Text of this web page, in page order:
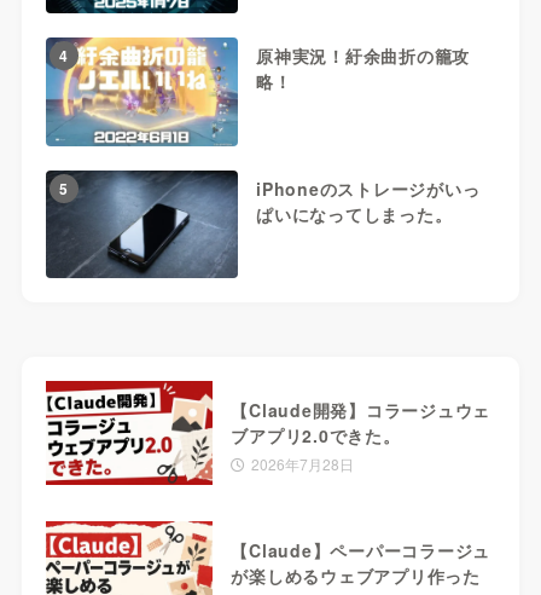
4
原神実況！紆余曲折の籠攻
略！
5
iPhoneのストレージがいっ
ぱいになってしまった。
【Claude開発】コラージュウェ
ブアプリ2.0できた。
2026年7月28日
【Claude】ペーパーコラージュ
が楽しめるウェブアプリ作った